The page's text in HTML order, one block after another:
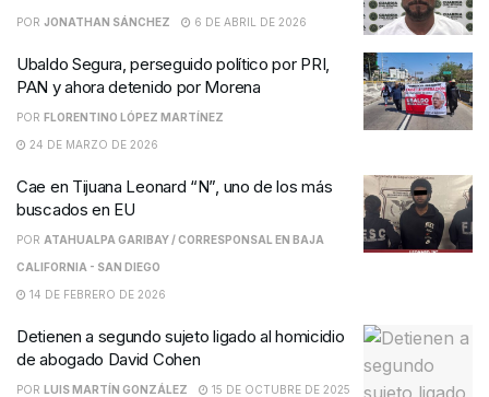
POR JONATHAN SÁNCHEZ 6 DE ABRIL DE 2026
Ubaldo Segura, perseguido político por PRI,
PAN y ahora detenido por Morena
POR FLORENTINO LÓPEZ MARTÍNEZ
24 DE MARZO DE 2026
Cae en Tijuana Leonard “N”, uno de los más
buscados en EU
POR ATAHUALPA GARIBAY / CORRESPONSAL EN BAJA
CALIFORNIA - SAN DIEGO
14 DE FEBRERO DE 2026
Detienen a segundo sujeto ligado al homicidio
de abogado David Cohen
POR LUIS MARTÍN GONZÁLEZ 15 DE OCTUBRE DE 2025